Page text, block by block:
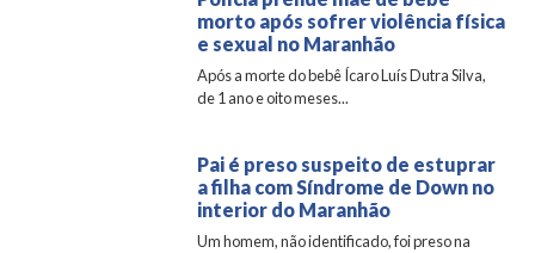
morto após sofrer violência física
e sexual no Maranhão
Após a morte do bebê Ícaro Luís Dutra Silva,
de 1 ano e oito meses...
Pai é preso suspeito de estuprar
a filha com Síndrome de Down no
interior do Maranhão
Um homem, não identificado, foi preso na